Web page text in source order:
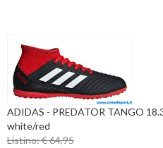
ADIDAS - PREDATOR TANGO
white/red
Listino: € 64,95